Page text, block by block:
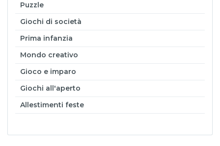
Puzzle
Giochi di società
Prima infanzia
Mondo creativo
Gioco e imparo
Giochi all'aperto
Allestimenti feste